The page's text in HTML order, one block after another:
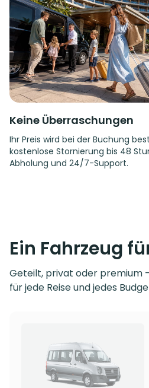
Keine Überraschungen
Ihr Preis wird bei der Buchung
kostenlose Stornierung bis 48
Abholung und 24/7-Support.
Ein Fahrzeug
Geteilt, privat oder premium
für jede Reise und jedes